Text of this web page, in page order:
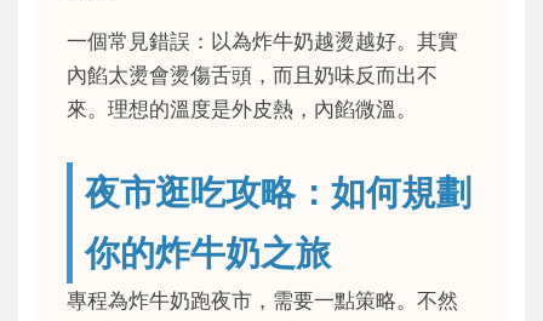
一個常見錯誤：以為炸牛奶越燙越好。其實
內餡太燙會燙傷舌頭，而且奶味反而出不
來。理想的溫度是外皮熱，內餡微溫。
夜市逛吃攻略：如何規劃
你的炸牛奶之旅
專程為炸牛奶跑夜市，需要一點策略。不然